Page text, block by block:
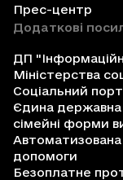
Прес-центр
Додаткові
ДП
Міністерства
Соціальний
Єдина
сімейні форми
Автоматизована
допомоги
Безоплатне